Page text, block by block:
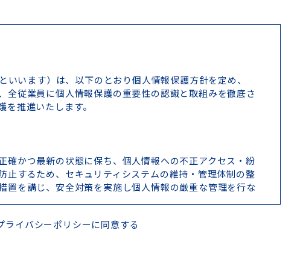
いいます）は、以下のとおり個人情報保護方針を定め、
全従業員に個人情報保護の重要性の認識と取組みを徹底さ
推進いたします。
確かつ最新の状態に保ち、個人情報への不正アクセス・紛
止するため、セキュリティシステムの維持・管理体制の整
置を講じ、安全対策を実施し個人情報の厳重な管理を行な
ライバシーポリシーに同意する